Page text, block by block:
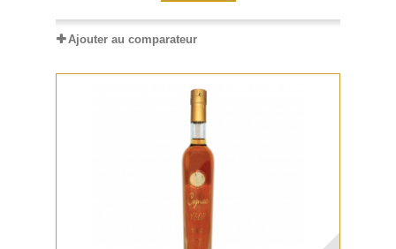
Ajouter au comparateur